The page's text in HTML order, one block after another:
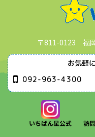
〒811-0123 福
お気軽
092-963-4300
いちばん星公式
訪